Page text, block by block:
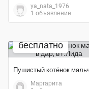
ya_nata_1976
1 объявление
бесплатно
Маргарита